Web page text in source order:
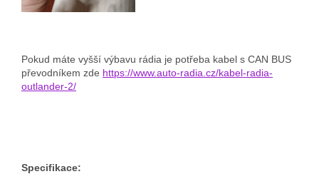
Pokud máte vyšší výbavu rádia je potřeba kabel s CAN BUS
převodníkem zde https://www.auto-radia.cz/kabel-radia-
outlander-2/
Specifikace: